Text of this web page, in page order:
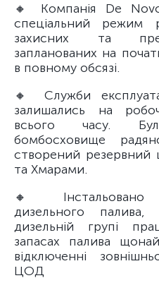
🔸 Компанія De
спеціальний режим
захисних та
запланованих на
в повному обсязі.
🔸 Служби
залишались на
всього часу.
бомбосховище
створений
та Хмарами.
🔸 Інстальовано
дизельного
дизельній групі
запасах палива
відключенні
ЦОД